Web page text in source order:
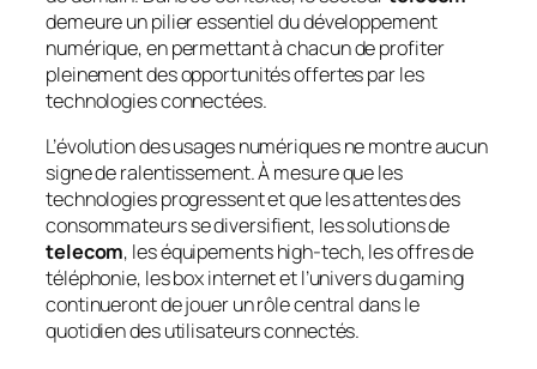
demeure un pilier essentiel du développement
numérique, en permettant à chacun de profiter
pleinement des opportunités offertes par les
technologies connectées.
L’évolution des usages numériques ne montre aucun
signe de ralentissement. À mesure que les
technologies progressent et que les attentes des
consommateurs se diversifient, les solutions de
telecom, les équipements high-tech, les offres de
téléphonie, les box internet et l’univers du gaming
continueront de jouer un rôle central dans le
quotidien des utilisateurs connectés.